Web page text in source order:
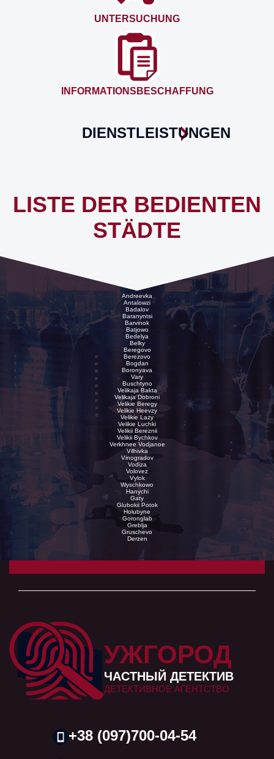
UNTERSUCHUNG
INFORMATIONSBESCHAFFUNG
DIENSTLEISTUNGEN
LISTE DER BEDIENTEN
STÄDTE
Andreevka
Antalowzi
Badalov
Baranyntsi
Barvinok
Batjowo
Bedelya
Belky
Beregovo
Berezovo
Bogdan
Boronyava
Vary
Buschtyno
Velikaja Bakta
Velikaja Dobroni
Velikie Beregy
Velikie Heevzy
Velikie Lazy
Velikie Luchki
Velikii Bereznii
Velikii Bychkov
Verkhnee Vodjanoe
Vilhivka
Vinogradov
Vodiza
Volovez
Vylok
Wyschkowo
Hanychi
Gaty
Glubokii Potok
Holubyne
Goronglab
Greblja
Gruschevo
Derzen
УЖГОРОД
ЧАСТНЫЙ ДЕТЕКТИВ
ДЕТЕКТИВНОЕ АГЕНТСТВО
+38 (097)700-04-54